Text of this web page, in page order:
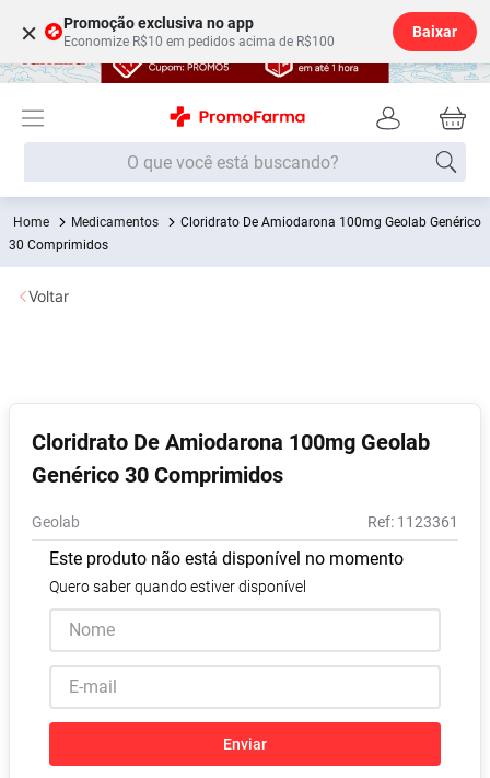
× Promoção exclusiva no app
Economize R$10 em pedidos acima de R$100
Baixar
O que você está buscando?
Medicamentos
Cloridrato De Amiodarona 100mg Geolab Genérico
30 Comprimidos
Cloridrato De Amiodarona 100mg Geolab
Genérico 30 Comprimidos
Geolab : 1123361
Este produto não está disponível no momento
Quero saber quando estiver disponível
Enviar
Voltar
Termos mais buscados
1º Fralda
2
6º Desodorante
7º Shampoo
8º
9º Vitamina D
10º Soro Fisiológico